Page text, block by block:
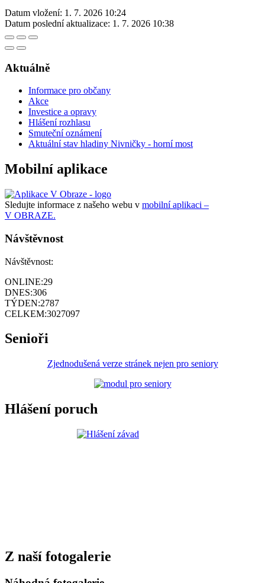
Datum vložení: 1. 7. 2026 10:24
Datum poslední aktualizace: 1. 7. 2026 10:38
Aktuálně
Informace pro občany
Akce
Investice a opravy
Hlášení rozhlasu
Smuteční oznámení
Aktuální stav hladiny Nivničky - horní most
Mobilní aplikace
Sledujte informace z našeho webu v mobilní aplikaci –
V OBRAZE.
Návštěvnost
Návštěvnost:
ONLINE:29
DNES:306
TÝDEN:2787
CELKEM:3027097
Senioři
Zjednodušená verze stránek nejen pro seniory
Hlášení poruch
Z naší fotogalerie